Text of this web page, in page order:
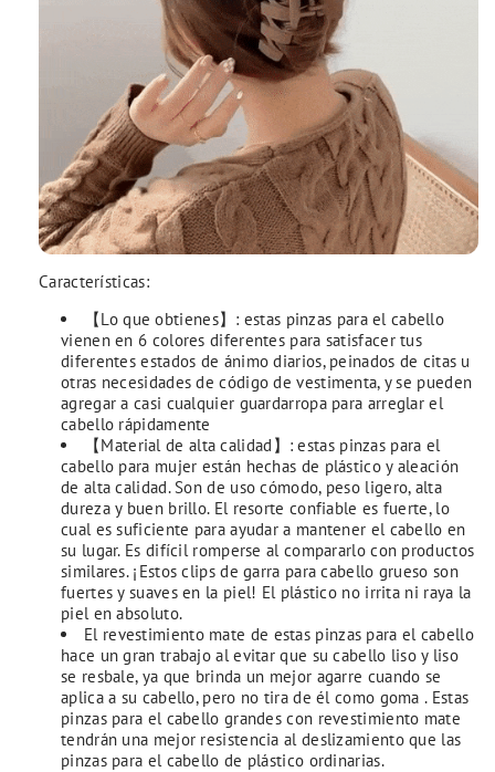
Características:
【Lo que obtienes】: estas pinzas para el cabello
vienen en 6 colores diferentes para satisfacer tus
diferentes estados de ánimo diarios, peinados de citas u
otras necesidades de código de vestimenta, y se pueden
agregar a casi cualquier guardarropa para arreglar el
cabello rápidamente
【Material de alta calidad】: estas pinzas para el
cabello para mujer están hechas de plástico y aleación
de alta calidad. Son de uso cómodo, peso ligero, alta
dureza y buen brillo. El resorte confiable es fuerte, lo
cual es suficiente para ayudar a mantener el cabello en
su lugar. Es difícil romperse al compararlo con productos
similares. ¡Estos clips de garra para cabello grueso son
fuertes y suaves en la piel! El plástico no irrita ni raya la
piel en absoluto.
El revestimiento mate de estas pinzas para el cabello
hace un gran trabajo al evitar que su cabello liso y liso
se resbale, ya que brinda un mejor agarre cuando se
aplica a su cabello, pero no tira de él como goma . Estas
pinzas para el cabello grandes con revestimiento mate
tendrán una mejor resistencia al deslizamiento que las
pinzas para el cabello de plástico ordinarias.